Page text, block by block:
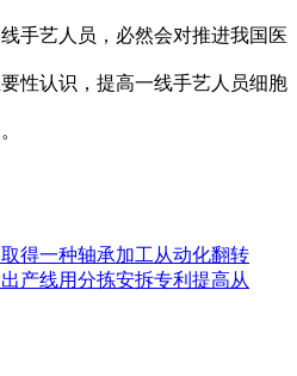
手艺人员，必然会对推进我国医
性认识，提高一线手艺人员细胞
得一种轴承加工从动化翻转
产线用分拣安拆专利提高从